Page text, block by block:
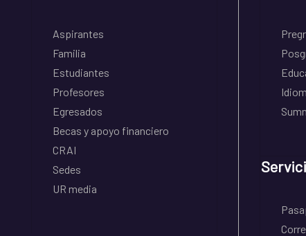
Aspirantes
Familia
Estudiantes
Profesores
Egresados
Becas y apoyo financiero
CRAI
Sedes
UR media